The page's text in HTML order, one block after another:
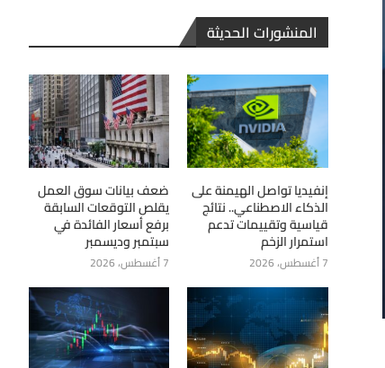
المنشورات الحديثة
إنفيديا تواصل الهيمنة على
الذكاء الاصطناعي.. نتائج
قياسية وتقييمات تدعم
استمرار الزخم
7 أغسطس، 2026
ضعف بيانات سوق العمل
يقلص التوقعات السابقة
برفع أسعار الفائدة في
سبتمبر وديسمبر
7 أغسطس، 2026